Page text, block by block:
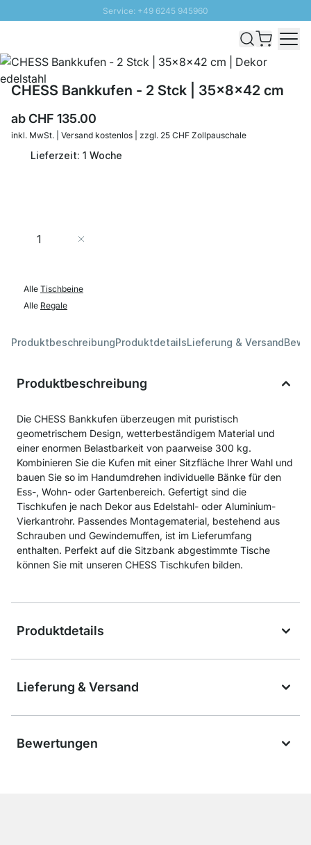
Service: +49 6245 945960
100 Tage Rückgaberecht
CHESS Bankkufen - 2 Stck | 35x8x42 cm
abCHF 135.00
inkl. MwSt. | Versand kostenlos | zzgl. 25 CHF Zollpauschale
Lieferzeit: 1 Woche
Menge
Alle Tischbeine
Alle Regale
ProduktbeschreibungProduktdetailsLieferung & Versand
Produktbeschreibung
Die CHESS Bankkufen überzeugen mit puristisch
geometrischem Design, wetterbeständigem Material und
einer enormen Belastbarkeit von paarweise 300 kg.
Kombinieren Sie die Kufen mit einer Sitzfläche Ihrer Wahl und
bauen Sie so im Handumdrehen individuelle Bänke für den
Ess-, Wohn- oder Gartenbereich. Gefertigt sind die
Tischkufen je nach Dekor aus Edelstahl- oder Aluminium-
Vierkantrohr. Passendes Montagematerial, bestehend aus
Schrauben und Gewindemuffen, ist im Lieferumfang
enthalten. Perfekt auf die Sitzbank abgestimmte Tische
können Sie mit unseren CHESS Tischkufen bilden.
Produktdetails
Lieferung & Versand
Bewertungen